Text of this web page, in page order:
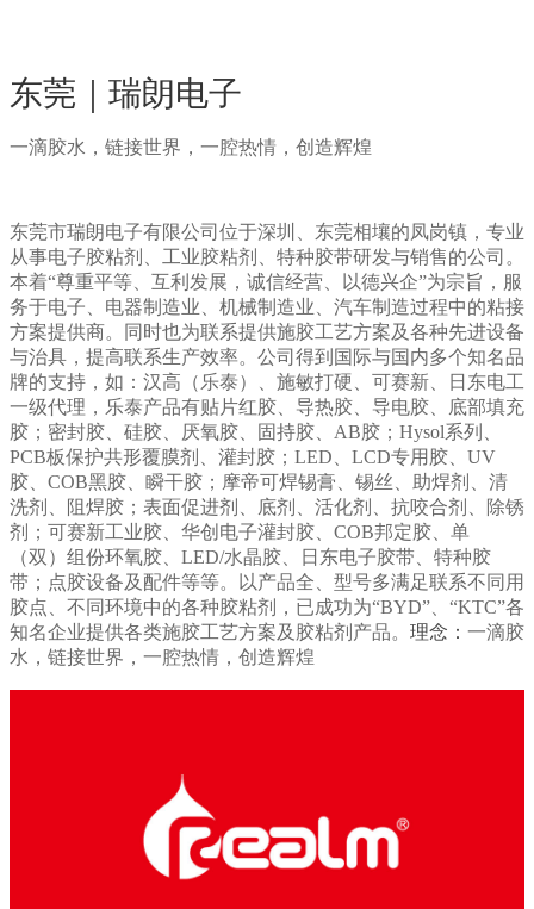
东莞｜瑞朗电子
一滴胶水，链接世界，一腔热情，创造辉煌
东莞市瑞朗电子有限公司位于深圳、东莞相壤的凤岗镇，专业
从事电子胶粘剂、工业胶粘剂、特种胶带研发与销售的公司。
本着“尊重平等、互利发展，诚信经营、以德兴企”为宗旨，服
务于电子、电器制造业、机械制造业、汽车制造过程中的粘接
方案提供商。同时也为联系提供施胶工艺方案及各种先进设备
与治具，提高联系生产效率。 公司得到国际与国内多个知名品
牌的支持，如：汉高（乐泰）、施敏打硬、可赛新、日东电工
一级代理，乐泰产品有贴片红胶、导热胶、导电胶、底部填充
胶；密封胶、硅胶、厌氧胶、固持胶、AB胶；Hysol系列、
PCB板保护共形覆膜剂、灌封胶；LED、LCD专用胶、UV
胶、COB黑胶、瞬干胶；摩帝可焊锡膏、锡丝、助焊剂、清
洗剂、阻焊胶；表面促进剂、底剂、活化剂、抗咬合剂、除锈
剂；可赛新工业胶、华创电子灌封胶、COB邦定胶、单
（双）组份环氧胶、LED/水晶胶、日东电子胶带、特种胶
带；点胶设备及配件等等。以产品全、型号多满足联系不同用
胶点、不同环境中的各种胶粘剂，已成功为“BYD”、“KTC”各
知名企业提供各类施胶工艺方案及胶粘剂产品。 理念： 一滴胶
水，链接世界，一腔热情，创造辉煌